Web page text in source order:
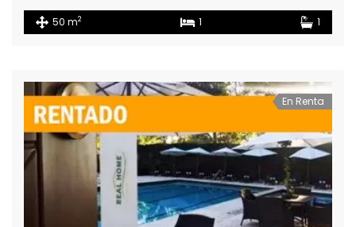
50 m2 1 1
En Renta